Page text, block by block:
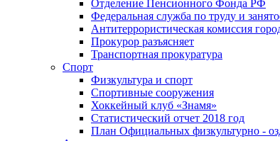
Отделение Пенсионного Фонда РФ
Федеральная служба по труду и
Антитеррористическая комиссия
Прокурор разъясняет
Транспортная прокуратура
Спорт
Физкультура и спорт
Спортивные сооружения
Хоккейный клуб «Знамя»
Статистический отчет 2018 год
План Официальных физкультурно -